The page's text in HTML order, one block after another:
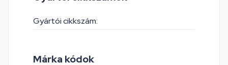
Gyártói cikkszám:
Márka kódok